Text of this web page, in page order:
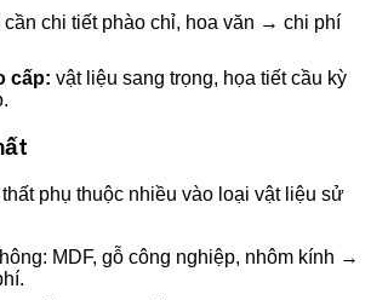
cần chi tiết phào chỉ, hoa văn → chi phí
cấp: vật liệu sang trọng, họa tiết cầu kỳ
phụ thuộc nhiều vào loại vật liệu sử
MDF, gỗ công nghiệp, nhôm kính →